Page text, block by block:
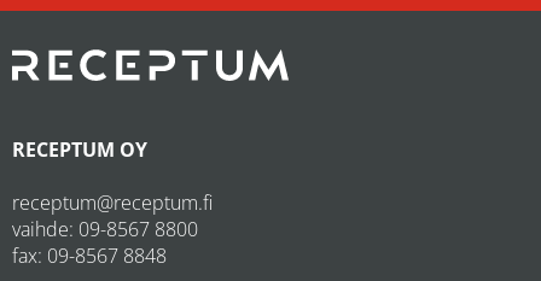
RECEPTUM OY
receptum@receptum.fi
vaihde: 09-8567 8800
fax: 09-8567 8848